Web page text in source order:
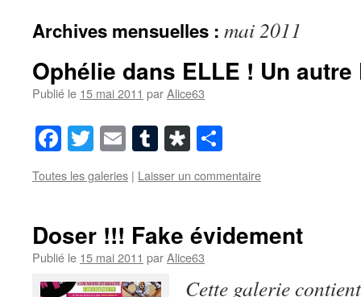
Archives mensuelles : mai 2011
Ophélie dans ELLE ! Un
Publié le 15 mai 2011 parAlice63
Facebook
Twitter
EmailTumblrDiaspora
Toutes les galeries | Laisser un commentaire
Doser !!! Fake évidement
Publié le 15 mai 2011 parAlice63
Cette galerie